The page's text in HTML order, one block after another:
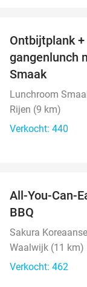
Ontbijtplank
gangenlunch
Smaak
Lunchroom
Rijen (9 km)
Verkocht: 440
All-You-Can-
BBQ
Sakura
Waalwijk (11 km)
Verkocht: 462